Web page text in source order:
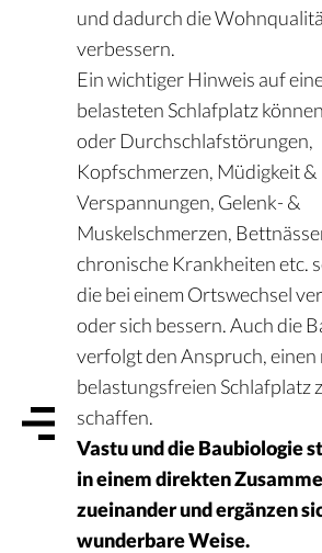
und dadurch die
verbessern.
Ein wichtiger Hinweis auf
belasteten Schlafplatz
oder Durchschlafstörungen,
Kopfschmerzen, Müdigkeit &
Verspannungen, Gelenk- &
Muskelschmerzen,
chronische Krankheiten etc.
die bei einem Ortswechsel
oder sich bessern. Auch die
verfolgt den Anspruch, einen
belastungsfreien Schlafplatz
schaffen.
Vastu und die Baubiologie
in einem direkten
zueinander und ergänzen
wunderbare Weise.